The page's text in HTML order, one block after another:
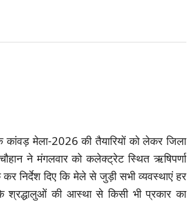
मेला-2026 की तैयारियों को लेकर जिला
ने मंगलवार को कलेक्ट्रेट स्थित ऋषिपर्णा
निर्देश दिए कि मेले से जुड़ी सभी व्यवस्थाएं हर
श्रद्धालुओं की आस्था से किसी भी प्रकार का